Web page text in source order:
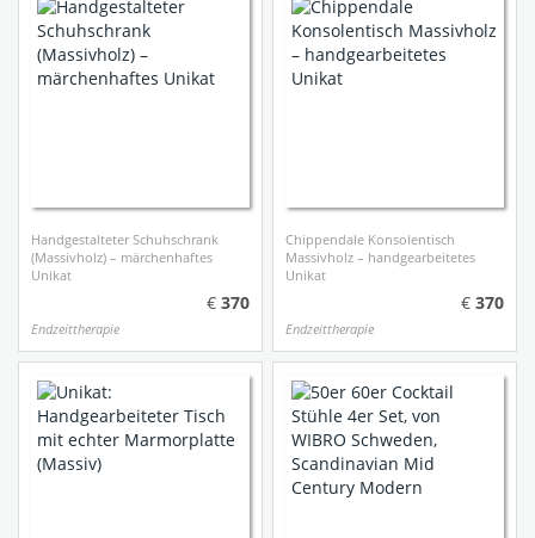
Handgestalteter Schuhschrank
(Massivholz) – märchenhaftes
Unikat
370
Endzeittherapie
Chippendale Konsolentisch
Massivholz – handgearbeitetes
Unikat
370
Endzeittherapie